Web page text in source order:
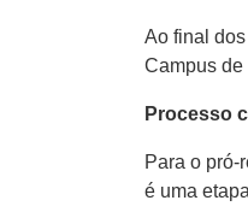
Ao final
Campus de
Processo
Para o pró-
é uma